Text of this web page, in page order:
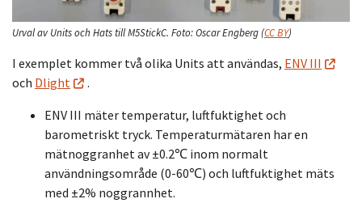
Urval av Units och Hats till M5StickC. Foto:Oscar Engberg(CC BY)
I exemplet kommer två olika Units att användas, ENV III
och Dlight
.
ENV III mäter temperatur, luftfuktighet och
barometriskt tryck. Temperaturmätaren har en
mätnoggranhet av ±0.2℃ inom normalt
användningsområde (0-60℃) och luftfuktighet mäts
med ±2% noggrannhet.